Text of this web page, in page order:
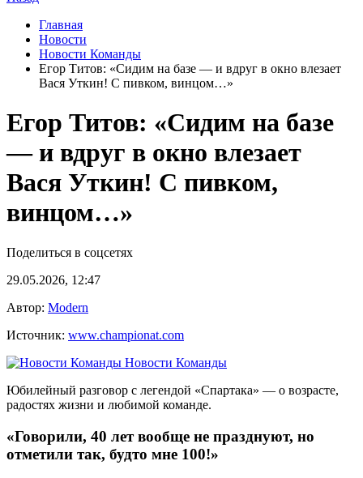
Главная
Новости
Новости Команды
Егор Титов: «Сидим на базе — и вдруг в окно влезает
Вася Уткин! С пивком, винцом…»
Егор Титов: «Сидим на базе
— и вдруг в окно влезает
Вася Уткин! С пивком,
винцом…»
Поделиться в соцсетях
29.05.2026, 12:47
Автор: Modern
Источник: www.championat.com
Новости Команды
Юбилейный разговор с легендой «Спартака» — о возрасте,
радостях жизни и любимой команде.
«Говорили, 40 лет вообще не празднуют, но
отметили так, будто мне 100!»